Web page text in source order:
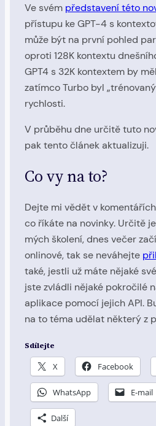
Ve svém představení této
přístupu ke GPT-4 s
může být na první pohled
oproti 128K kontextu
GPT4 s 32K kontextem by
zatímco Turbo byl
rychlosti.
V průběhu dne určitě tuto
pak tento článek aktualizuji.
Co vy na to?
Dejte mi vědět v
co říkáte na novinky. Určitě
mých školení, dnes večer
onlinové, tak se neváhejte
také, jestli už máte nějaké
jste zvládli nějaké pokročilé
aplikace pomocí jejich API.
na to téma udělat některý z
Sdílejte
X Facebook
WhatsApp E-mail
Další